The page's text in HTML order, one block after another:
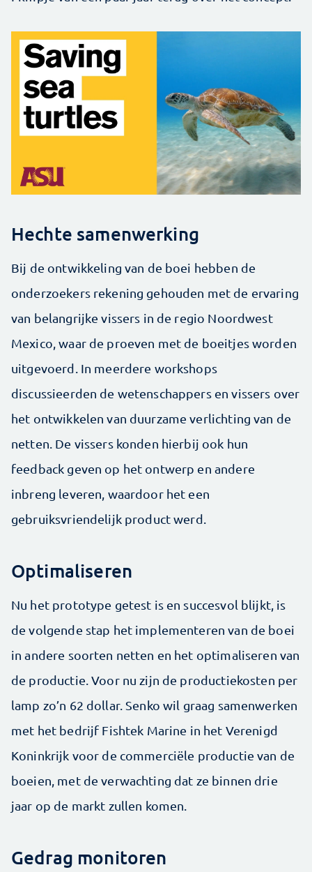
Hechte samenwerking
Bij de ontwikkeling van de boei hebben de
onderzoekers rekening gehouden met de ervaring
van belangrijke vissers in de regio Noordwest
Mexico, waar de proeven met de boeitjes worden
uitgevoerd. In meerdere workshops
discussieerden de wetenschappers en vissers over
het ontwikkelen van duurzame verlichting van de
netten. De vissers konden hierbij ook hun
feedback geven op het ontwerp en andere
inbreng leveren, waardoor het een
gebruiksvriendelijk product werd.
Optimaliseren
Nu het prototype getest is en succesvol blijkt, is
de volgende stap het implementeren van de boei
in andere soorten netten en het optimaliseren van
de productie. Voor nu zijn de productiekosten per
lamp zo’n 62 dollar. Senko wil graag samenwerken
met het bedrijf Fishtek Marine in het Verenigd
Koninkrijk voor de commerciële productie van de
boeien, met de verwachting dat ze binnen drie
jaar op de markt zullen komen.
Gedrag monitoren